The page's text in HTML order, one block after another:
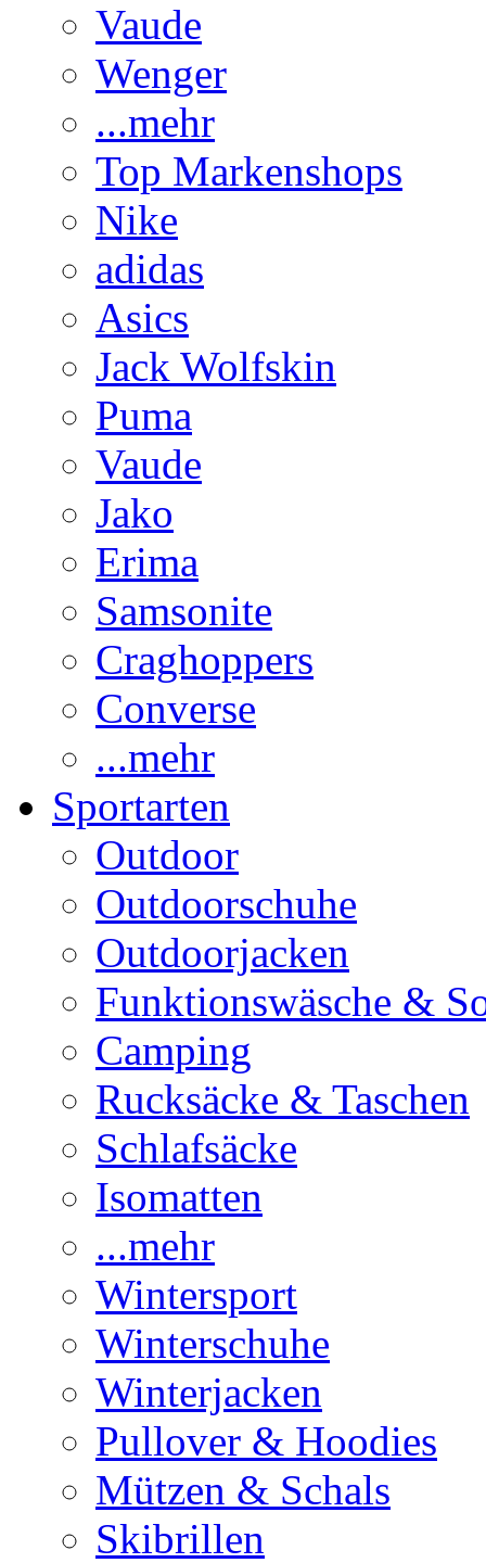
Vaude
Wenger
...mehr
Top Markenshops
Nike
adidas
Asics
Jack Wolfskin
Puma
Vaude
Jako
Erima
Samsonite
Craghoppers
Converse
...mehr
Sportarten
Outdoor
Outdoorschuhe
Outdoorjacken
Funktionswäsche &
Camping
Rucksäcke & Taschen
Schlafsäcke
Isomatten
...mehr
Wintersport
Winterschuhe
Winterjacken
Pullover & Hoodies
Mützen & Schals
Skibrillen